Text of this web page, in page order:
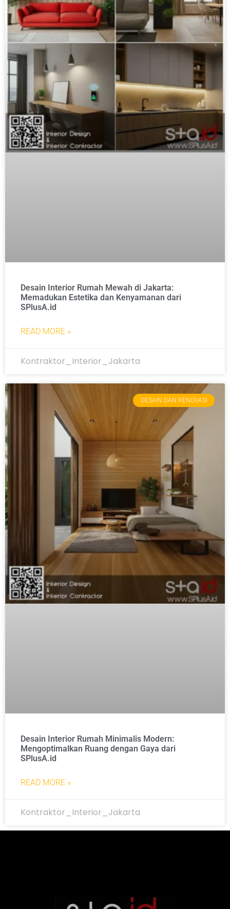
Desain Interior Rumah Mewah di Jakarta:
Memadukan Estetika dan Kenyamanan dari
SPlusA.id
READ MORE »
Kontraktor_Interior_Jakarta
DESAIN DAN RENOVASI
Desain Interior Rumah Minimalis Modern:
Mengoptimalkan Ruang dengan Gaya dari
SPlusA.id
READ MORE »
Kontraktor_Interior_Jakarta